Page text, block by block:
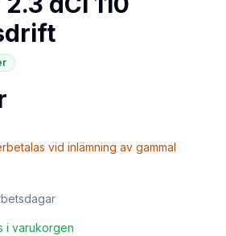
vid inlämning av gammal
i varukorgen